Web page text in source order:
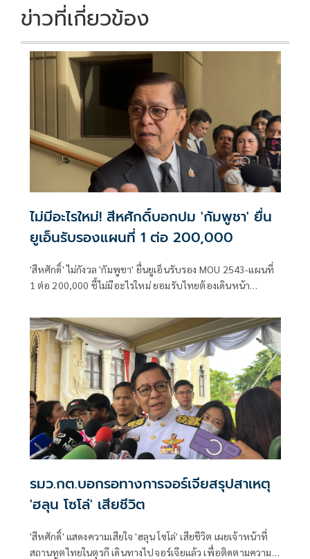
ข่าวที่เกี่ยวข้อง
ไม่มีอะไรใหม่! สีหศักดิ์บอกปม 'กัมพูชา' ยื่น
ยูเอ็นรับรองแผนที่ 1 ต่อ 200,000
'สีหศักดิ์' ไม่กังวล 'กัมพูชา' ยื่นยูเอ็นรับรอง MOU 2543-แผนที่
1 ต่อ 200,000​ ชี้ไม่มีอะไรใหม่ ยอมรับไทยต้องเดินหน้า
ระวังตกเป็นเครื่องมือเขมร​
รมว.กต.บอกรอทางการจอร์เจียสรุปสาเหตุ
'ฮลุน โซโล่' เสียชีวิต
'สีหศักดิ์' แสดงความเสียใจ 'ฮลุน โซโล่' เสียชีวิต เผยเจ้าหน้าที่
สถานทูตไทยในตุรกี เดินทางไปจอร์เจียแล้ว เพื่อติดตามความ